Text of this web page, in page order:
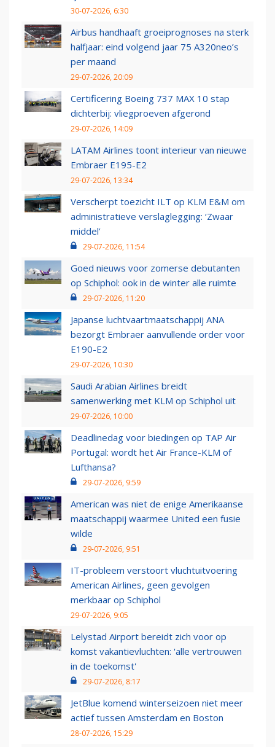
30-07-2026, 6:30
Airbus handhaaft groeiprognoses na sterk
halfjaar: eind volgend jaar 75 A320neo’s
per maand
29-07-2026, 20:09
Certificering Boeing 737 MAX 10 stap
dichterbij: vliegproeven afgerond
29-07-2026, 14:09
LATAM Airlines toont interieur van nieuwe
Embraer E195-E2
29-07-2026, 13:34
Verscherpt toezicht ILT op KLM E&M om
administratieve verslaglegging: ‘Zwaar
middel’
29-07-2026, 11:54
Goed nieuws voor zomerse debutanten
op Schiphol: ook in de winter alle ruimte
29-07-2026, 11:20
Japanse luchtvaartmaatschappij ANA
bezorgt Embraer aanvullende order voor
E190-E2
29-07-2026, 10:30
Saudi Arabian Airlines breidt
samenwerking met KLM op Schiphol uit
29-07-2026, 10:00
Deadlinedag voor biedingen op TAP Air
Portugal: wordt het Air France-KLM of
Lufthansa?
29-07-2026, 9:59
American was niet de enige Amerikaanse
maatschappij waarmee United een fusie
wilde
29-07-2026, 9:51
IT-probleem verstoort vluchtuitvoering
American Airlines, geen gevolgen
merkbaar op Schiphol
29-07-2026, 9:05
Lelystad Airport bereidt zich voor op
komst vakantievluchten: 'alle vertrouwen
in de toekomst'
29-07-2026, 8:17
JetBlue komend winterseizoen niet meer
actief tussen Amsterdam en Boston
28-07-2026, 15:29